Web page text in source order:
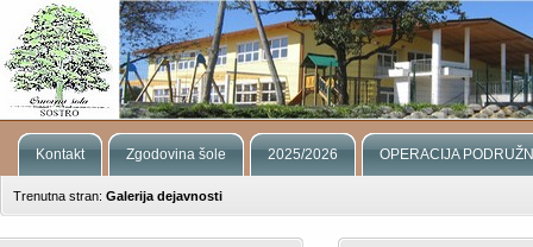
Kontakt Zgodovina šole 2025/2026 OPERACIJA
Trenutna stran: Galerija dejavnosti